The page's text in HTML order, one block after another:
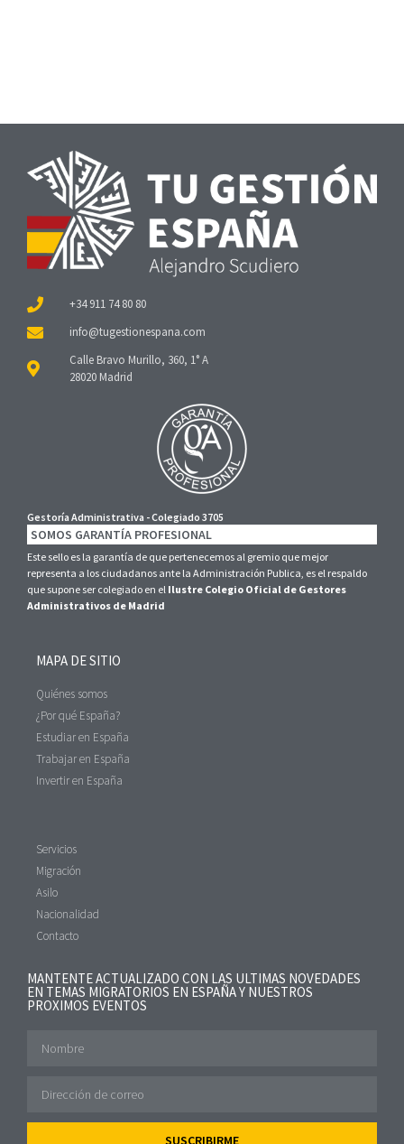
+34 911 74 80 80
Calle Bravo Murillo, 360, 1° A
28020 Madrid
Gestoría Administrativa - Colegiado 3705
SOMOS GARANTÍA PROFESIONAL
Este sello es la garantía de que pertenecemos al gremio que mejor
representa a los ciudadanos ante la Administración Publica, es el respaldo
que supone ser colegiado en el Ilustre Colegio Oficial de Gestores
Administrativos de Madrid
MAPA DE SITIO
Quiénes somos
¿Por qué España?
Estudiar en España
Trabajar en España
Invertir en España
Servicios
Migración
Asilo
Nacionalidad
Contacto
MANTENTE ACTUALIZADO CON LAS ULTIMAS NOVEDADES
EN TEMAS MIGRATORIOS EN ESPAÑA Y NUESTROS
PROXIMOS EVENTOS